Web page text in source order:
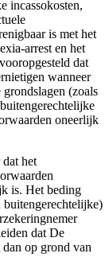
incassokosten,
is met het
en het
dat
wanneer
(zoals
oneerlijk
het
is. Het beding
buitengerechtelijke)
dat De
op grond van